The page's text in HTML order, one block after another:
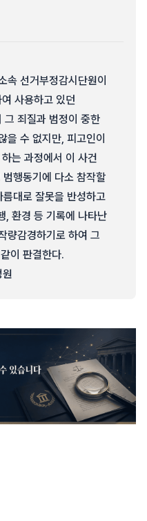
속 선거부정감시단원이
사용하고 있던
그 죄질과 범정이 중한
을 수 없지만, 피고인이
는 과정에서 이 사건
행동기에 다소 참작할
대로 잘못을 반성하고
, 환경 등 기록에 나타난
량감경하기로 하여 그
이 판결한다.